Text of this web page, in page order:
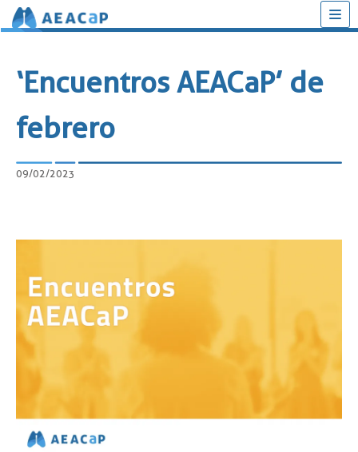
contenido
‘Encuentros AEACaP’ de
febrero
09/02/2023